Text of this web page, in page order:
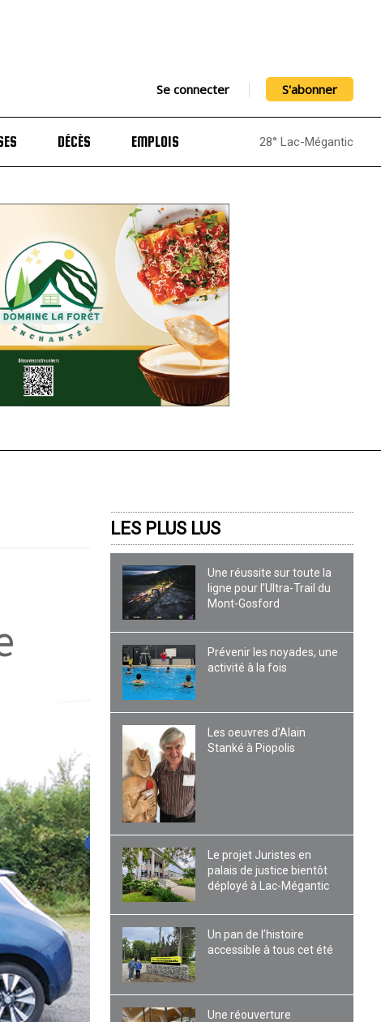
Se connecter S'abonner
DÉCÈS EMPLOIS 28° Lac-Mégantic
LES PLUS LUS
Une réussite sur toute la
ligne pour l’Ultra-Trail du
Mont-Gosford
Prévenir les noyades, une
activité à la fois
Les oeuvres d’Alain
Stanké à Piopolis
Le projet Juristes en
palais de justice bientôt
déployé à Lac-Mégantic
Un pan de l’histoire
accessible à tous cet été
Une réouverture